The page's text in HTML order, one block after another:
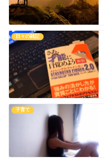
日々の雑記
子育て